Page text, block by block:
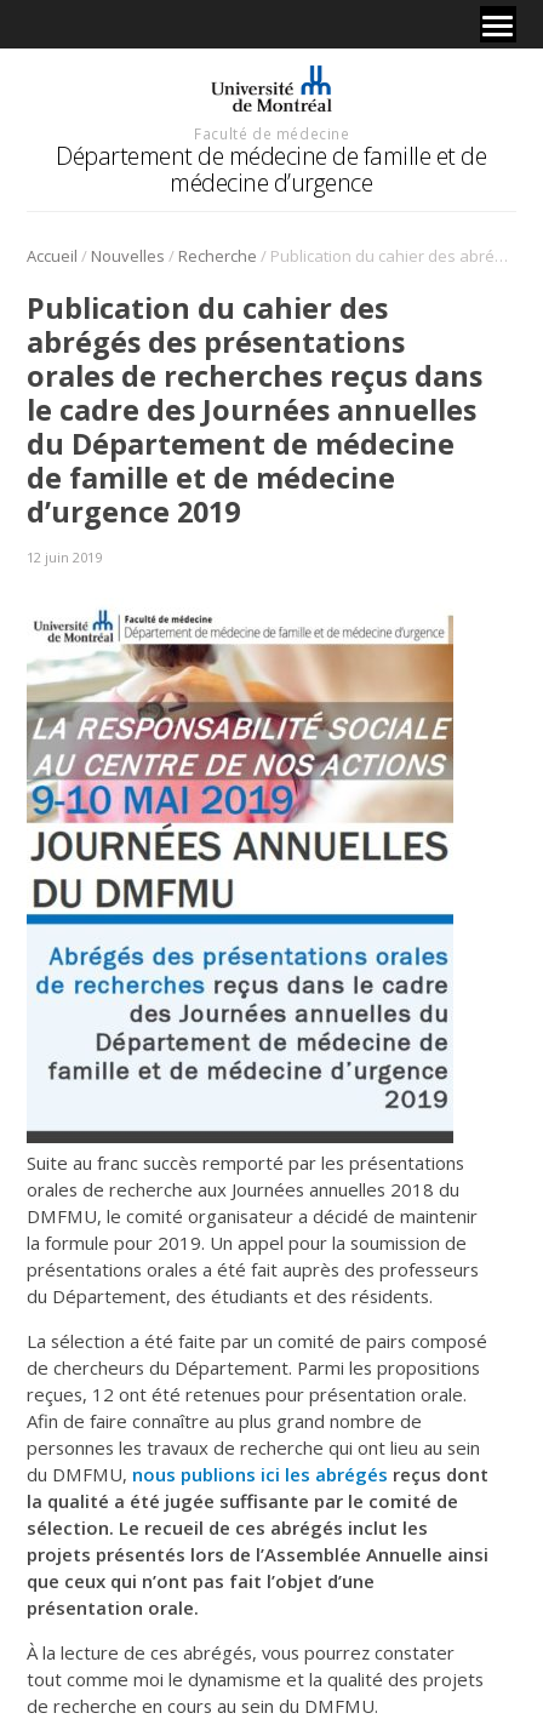
Faculté de médecine
Département de médecine de famille et de
médecine d’urgence
Accueil / Nouvelles / Recherche / Publication du cahier des abrégés des présentations orales de recherches reçus dans le cadre des Journées annuelles du Département de médecine de famille et de médecine d’urgence 2019
Publication du cahier des
abrégés des présentations
orales de recherches reçus dans
le cadre des Journées annuelles
du Département de médecine
de famille et de médecine
d’urgence 2019
12 juin 2019
Suite au franc succès remporté par les présentations
orales de recherche aux Journées annuelles 2018 du
DMFMU, le comité organisateur a décidé de maintenir
la formule pour 2019. Un appel pour la soumission de
présentations orales a été fait auprès des professeurs
du Département, des étudiants et des résidents.
La sélection a été faite par un comité de pairs composé
de chercheurs du Département. Parmi les propositions
reçues, 12 ont été retenues pour présentation orale.
Afin de faire connaître au plus grand nombre de
personnes les travaux de recherche qui ont lieu au sein
du DMFMU, nous publions ici les abrégés reçus dont
la qualité a été jugée suffisante par le comité de
sélection. Le recueil de ces abrégés inclut les
projets présentés lors de l’Assemblée Annuelle ainsi
que ceux qui n’ont pas fait l’objet d’une
présentation orale.
À la lecture de ces abrégés, vous pourrez constater
tout comme moi le dynamisme et la qualité des projets
de recherche en cours au sein du DMFMU.